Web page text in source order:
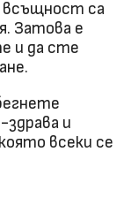
всъщност са
Затова е
и да сте
здрава и
всеки се